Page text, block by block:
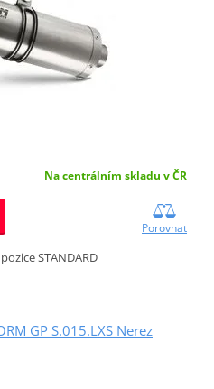
Na centrálním skladu v ČR
Porovnat
STANDARD
GP S.015.LXS Nerez